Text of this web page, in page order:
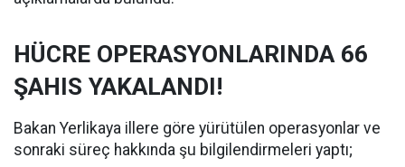
HÜCRE OPERASYONLARINDA 66
ŞAHIS YAKALANDI!
Bakan Yerlikaya illere göre yürütülen operasyonlar ve
sonraki süreç hakkında şu bilgilendirmeleri yaptı;